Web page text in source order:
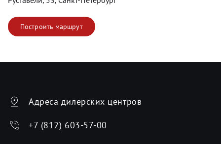
Построить маршрут
Адреса дилерских центров
+7 (812) 603-57-00